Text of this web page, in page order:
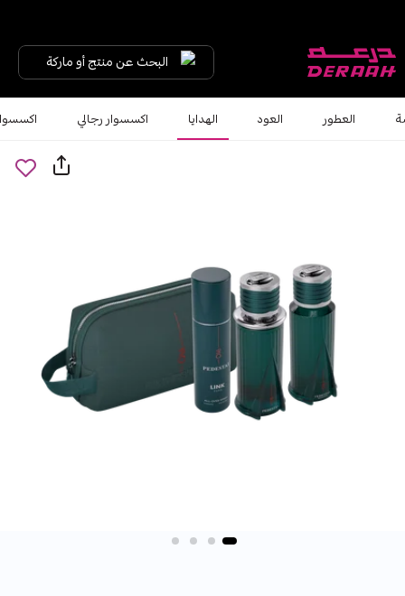
البحث عن منتج أو ماركة
العطور العود الهدايا اكسسوار رجالي